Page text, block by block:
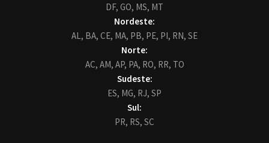
DF, GO, MS, MT
Nordeste:
AL, BA, CE, MA, PB, PE, PI, RN, SE
Norte:
AC, AM, AP, PA, RO, RR, TO
Sudeste:
ES, MG, RJ, SP
Sul:
PR, RS, SC